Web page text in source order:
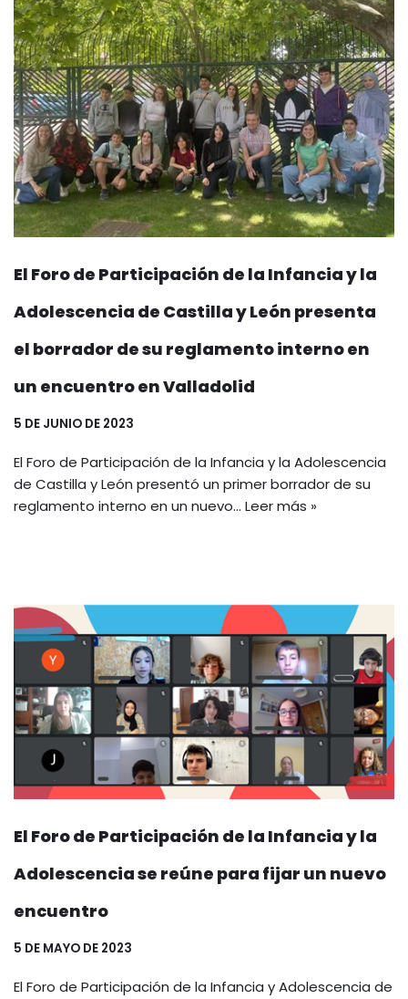
El Foro de Participación de la Infancia y la
Adolescencia de Castilla y León presenta
el borrador de su reglamento interno en
un encuentro en Valladolid
5 DE JUNIO DE 2023
El Foro de Participación de la Infancia y la Adolescencia
de Castilla y León presentó un primer borrador de su
reglamento interno en un nuevo… Leer más »
El Foro de Participación de la Infancia y la
Adolescencia se reúne para fijar un nuevo
encuentro
5 DE MAYO DE 2023
El Foro de Participación de la Infancia y Adolescencia de